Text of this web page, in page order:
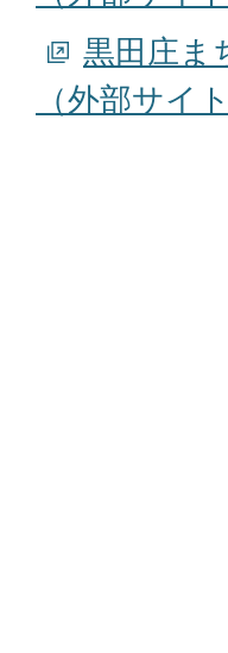
黒田庄ま
（外部サイト